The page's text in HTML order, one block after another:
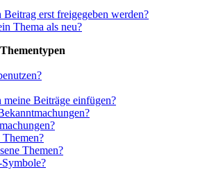
Beitrag erst freigegeben werden?
Thema als neu?
Beiträge einfügen?
Themen?